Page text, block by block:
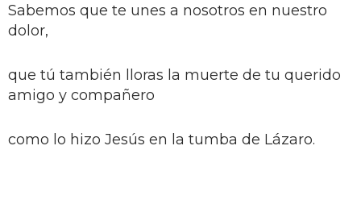
Sabemos que te unes a nosotros en nuestro
dolor,
que tú también lloras la muerte de tu querido
amigo y compañero
como lo hizo Jesús en la tumba de Lázaro.